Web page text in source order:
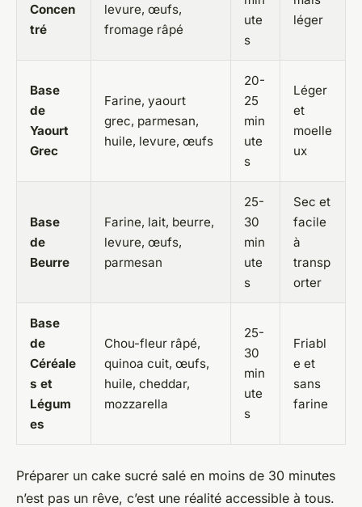
Concen
tré
levure, œufs,
fromage râpé
ute
s
léger
Base
de
Yaourt
Grec
Farine, yaourt
grec, parmesan,
huile, levure, œufs
20-
25
min
ute
s
Léger
et
moelle
ux
Base
de
Beurre
Farine, lait, beurre,
levure, œufs,
parmesan
25-
30
min
ute
s
Sec et
facile
à
transp
orter
Base
de
Céréale
s et
Légum
es
Chou-fleur râpé,
quinoa cuit, œufs,
huile, cheddar,
mozzarella
25-
30
min
ute
s
Friabl
e et
sans
farine
Préparer un cake sucré salé en moins de 30 minutes
n’est pas un rêve, c’est une réalité accessible à tous.